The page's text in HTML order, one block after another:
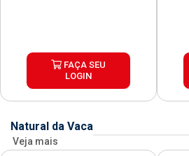
FAÇA SEU
LOGIN
Natural da Vaca
Veja mais